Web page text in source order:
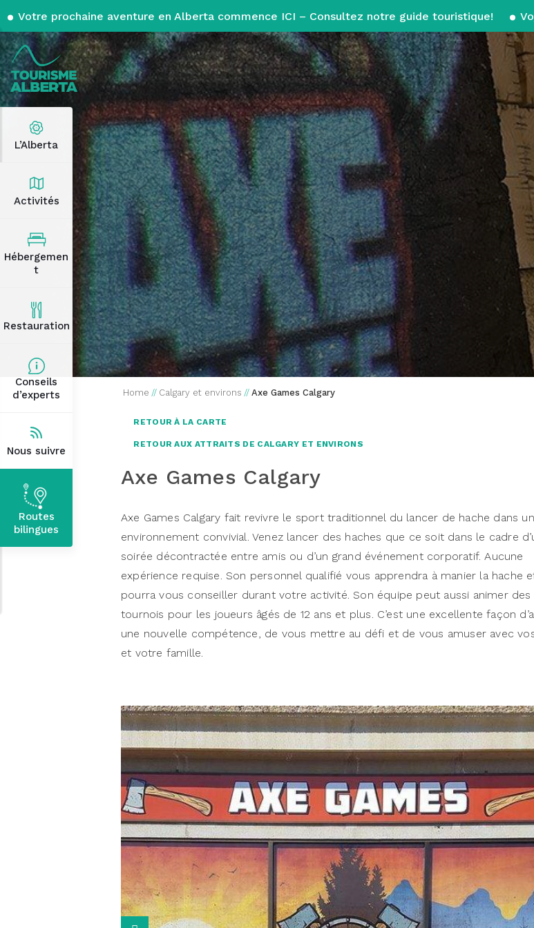
Votre prochaine aventure en Alberta commence ICI – Consultez notre guide touristique!
L’Alberta
Activités
Hébergemen
t
Restauration
Conseils
d’experts
Nous suivre
Routes
bilingues
Home // Calgary et environs // Axe Games Calgary
RETOUR À LA CARTE
RETOUR AUX ATTRAITS DE CALGARY ET ENVIRONS
Axe Games Calgary
Axe Games Calgary fait revivre le sport traditionnel du lancer de hache dans un
environnement convivial. Venez lancer des haches que ce soit dans le cadre
soirée décontractée entre amis ou d’un grand événement corporatif. Aucune
expérience requise. Son personnel qualifié vous apprendra à manier la hache
pourra vous conseiller durant votre activité. Son équipe peut aussi animer des
tournois pour les joueurs âgés de 12 ans et plus. C’est une excellente façon
une nouvelle compétence, de vous mettre au défi et de vous amuser avec
et votre famille.